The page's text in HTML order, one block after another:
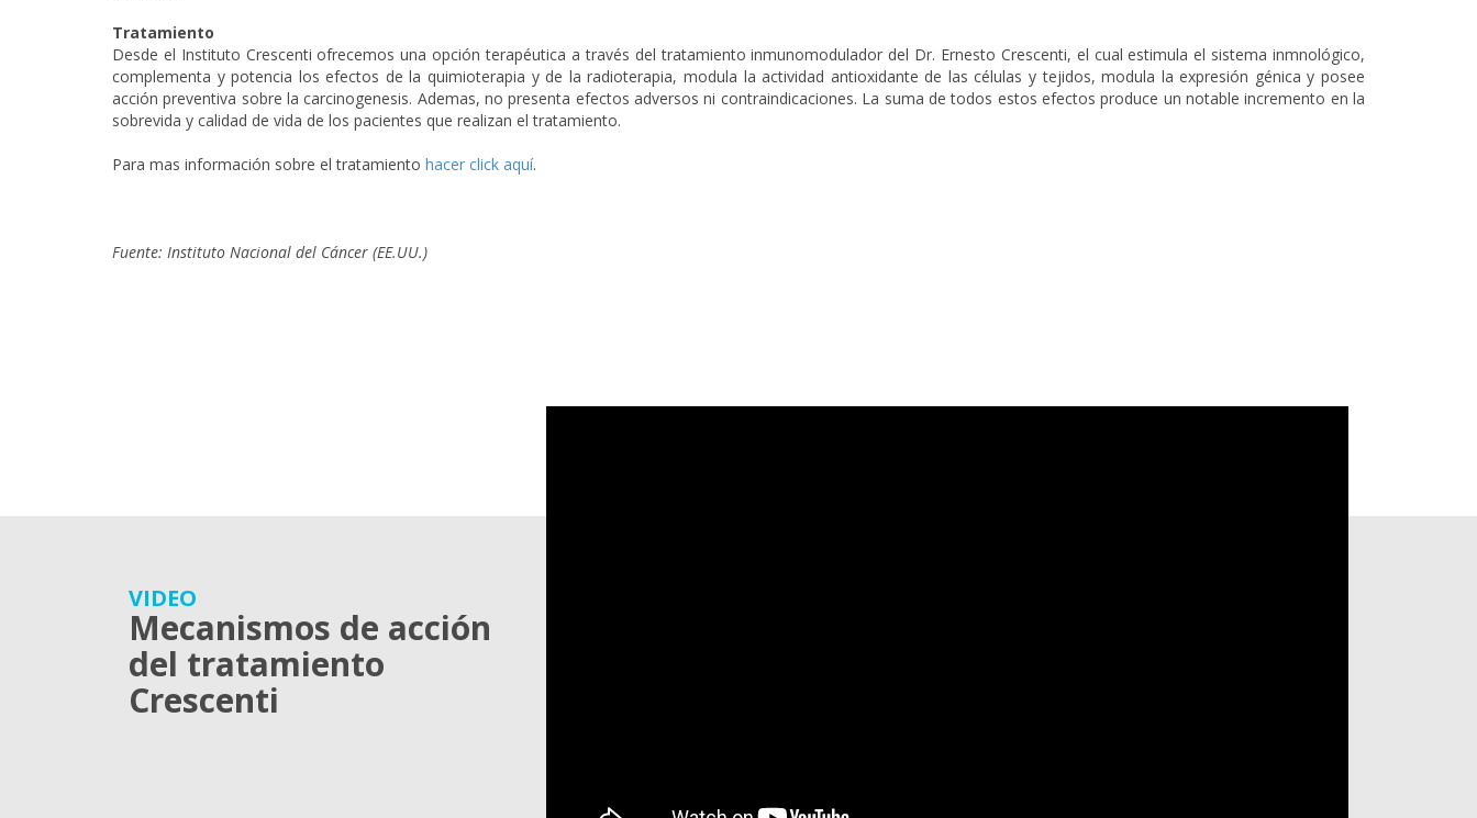
Tratamiento
Desde el Instituto Crescenti ofrecemos una opción terapéutica a través del tratamiento inmunomodulador del Dr. Ernesto Crescenti, el cual estimula el sistema inmnológico,
complementa y potencia los efectos de la quimioterapia y de la radioterapia, modula la actividad antioxidante de las células y tejidos, modula la expresión génica y posee
acción preventiva sobre la carcinogenesis. Ademas, no presenta efectos adversos ni contraindicaciones. La suma de todos estos efectos produce un notable incremento en la
sobrevida y calidad de vida de los pacientes que realizan el tratamiento.
Para mas información sobre el tratamiento hacer click aquí.
Fuente: Instituto Nacional del Cáncer (EE.UU.)
VIDEO
Mecanismos de acción
del tratamiento
Crescenti